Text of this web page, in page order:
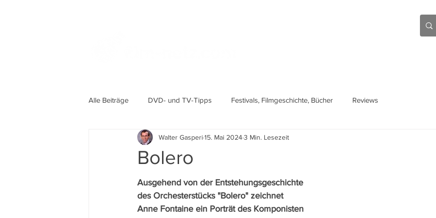
Alle Beiträge DVD- und TV-Tipps Festivals, Filmgeschichte, Bücher Reviews
Bolero
Walter Gasperi15. Mai 20243 Min. Lesezeit
Ausgehend von der Entstehungsgeschichte
des Orchesterstücks "Bolero" zeichnet
Anne Fontaine ein Porträt des Komponisten